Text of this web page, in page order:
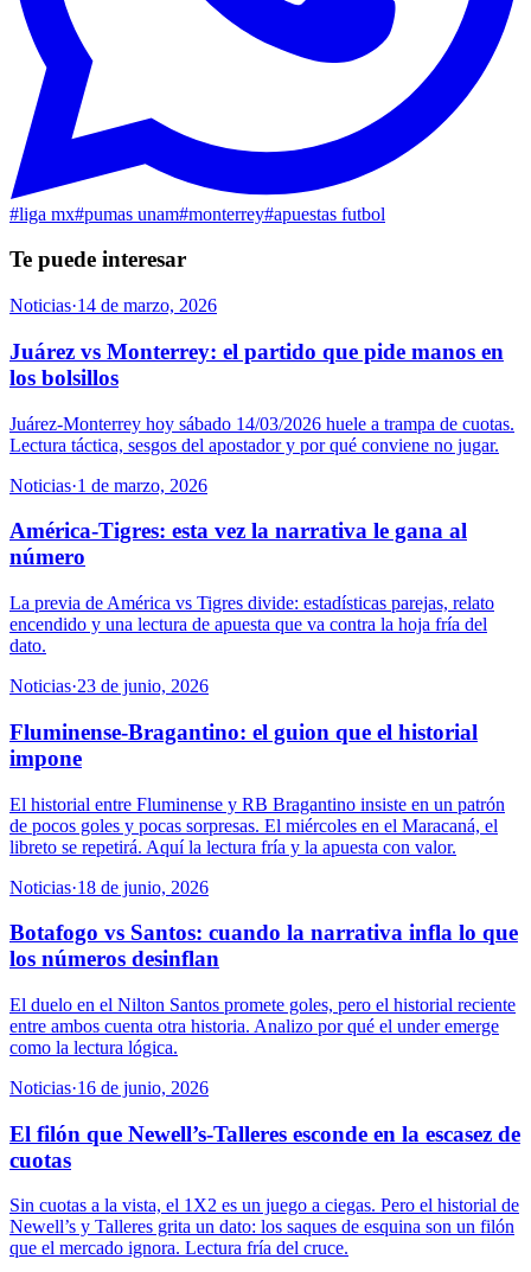
#liga mx#pumas unam#monterrey#apuestas futbol
Te puede interesar
Noticias·14 de marzo, 2026
Juárez vs Monterrey: el partido que pide manos en
los bolsillos
Juárez-Monterrey hoy sábado 14/03/2026 huele a trampa de cuotas.
Lectura táctica, sesgos del apostador y por qué conviene no jugar.
Noticias·1 de marzo, 2026
América-Tigres: esta vez la narrativa le gana al
número
La previa de América vs Tigres divide: estadísticas parejas, relato
encendido y una lectura de apuesta que va contra la hoja fría del
dato.
Noticias·23 de junio, 2026
Fluminense-Bragantino: el guion que el historial
impone
El historial entre Fluminense y RB Bragantino insiste en un patrón
de pocos goles y pocas sorpresas. El miércoles en el Maracaná, el
libreto se repetirá. Aquí la lectura fría y la apuesta con valor.
Noticias·18 de junio, 2026
Botafogo vs Santos: cuando la narrativa infla lo que
los números desinflan
El duelo en el Nilton Santos promete goles, pero el historial reciente
entre ambos cuenta otra historia. Analizo por qué el under emerge
como la lectura lógica.
Noticias·16 de junio, 2026
El filón que Newell’s-Talleres esconde en la escasez de
cuotas
Sin cuotas a la vista, el 1X2 es un juego a ciegas. Pero el historial de
Newell’s y Talleres grita un dato: los saques de esquina son un filón
que el mercado ignora. Lectura fría del cruce.